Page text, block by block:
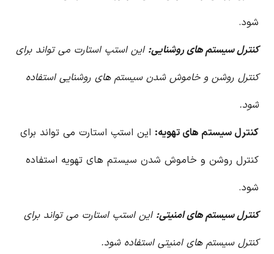
شود.
کنترل سیستم های روشنایی: این استپ استارت می تواند برای
کنترل روشن و خاموش شدن سیستم های روشنایی استفاده
شود.
کنترل سیستم های تهویه: این استپ استارت می تواند برای
کنترل روشن و خاموش شدن سیستم های تهویه استفاده
شود.
کنترل سیستم های امنیتی: این استپ استارت می تواند برای
کنترل سیستم های امنیتی استفاده شود.